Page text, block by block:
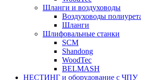
Шланги и воздуховоды
Воздуховоды
Шланги
Шлифовальные станки
SCM
Shandong
WoodTec
BELMASH
НЕСТИНГ и оборудование с ЧПУ